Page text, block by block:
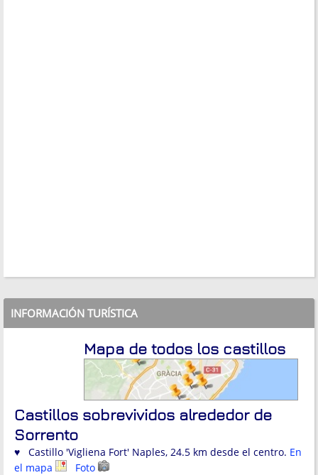
INFORMACIÓN TURÍSTICA
Mapa de todos los castillos
Castillos sobrevividos alrededor de
Sorrento
♥ Castillo 'Vigliena Fort' Naples, 24.5 km desde el centro. En
el mapa
Foto